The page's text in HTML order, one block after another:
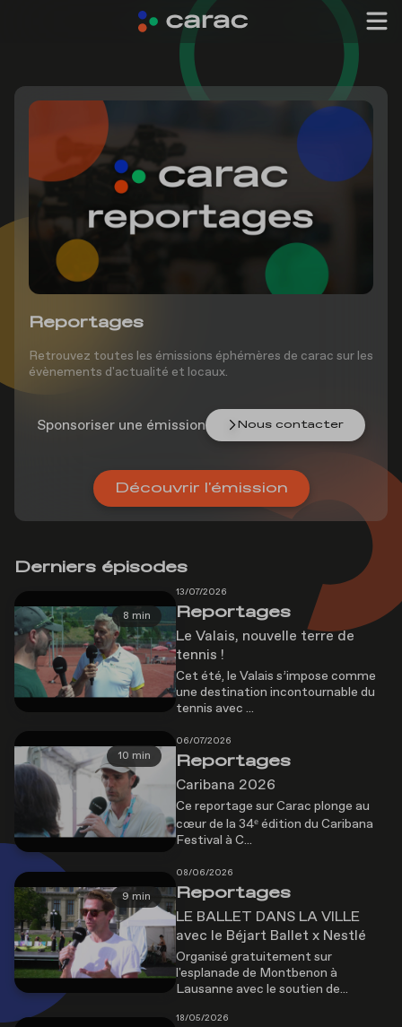
Reportages
Retrouvez toutes les émissions éphémères de carac sur les
évènements d'actualité et locaux.
Sponsoriser une émission Nous contacter
Découvrir l'émission
Derniers épisodes
8 min
13/07/2026
Reportages
Le Valais, nouvelle terre de
tennis !
Cet été, le Valais s’impose comme
une destination incontournable du
tennis avec ...
10 min
06/07/2026
Reportages
Caribana 2026
Ce reportage sur Carac plonge au
cœur de la 34ᵉ édition du Caribana
Festival à C...
9 min
08/06/2026
Reportages
LE BALLET DANS LA VILLE
avec le Béjart Ballet x Nestlé
Organisé gratuitement sur
l'esplanade de Montbenon à
Lausanne avec le soutien de...
18/05/2026